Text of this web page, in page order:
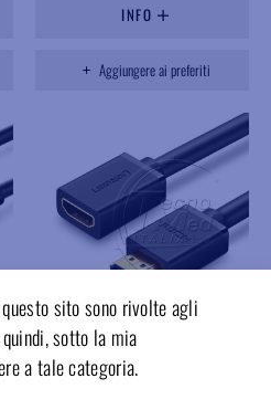
sito sono rivolte agli
sotto la mia
a tale categoria.
INFO
Aggiungere ai preferiti
FK122D.56